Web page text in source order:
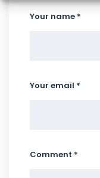
Your name *
Your email *
Comment *